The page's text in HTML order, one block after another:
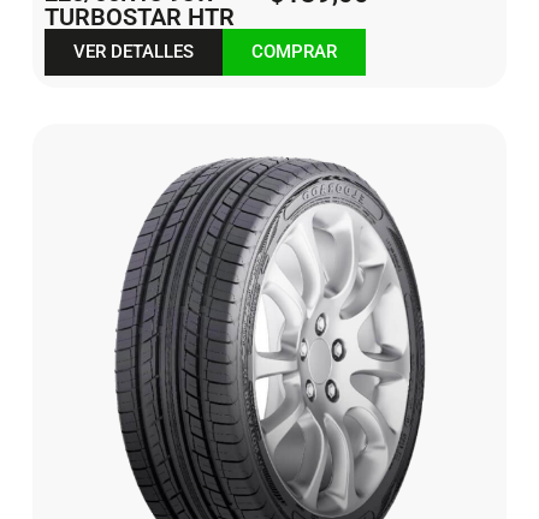
TURBOSTAR HTR
VER DETALLES COMPRAR